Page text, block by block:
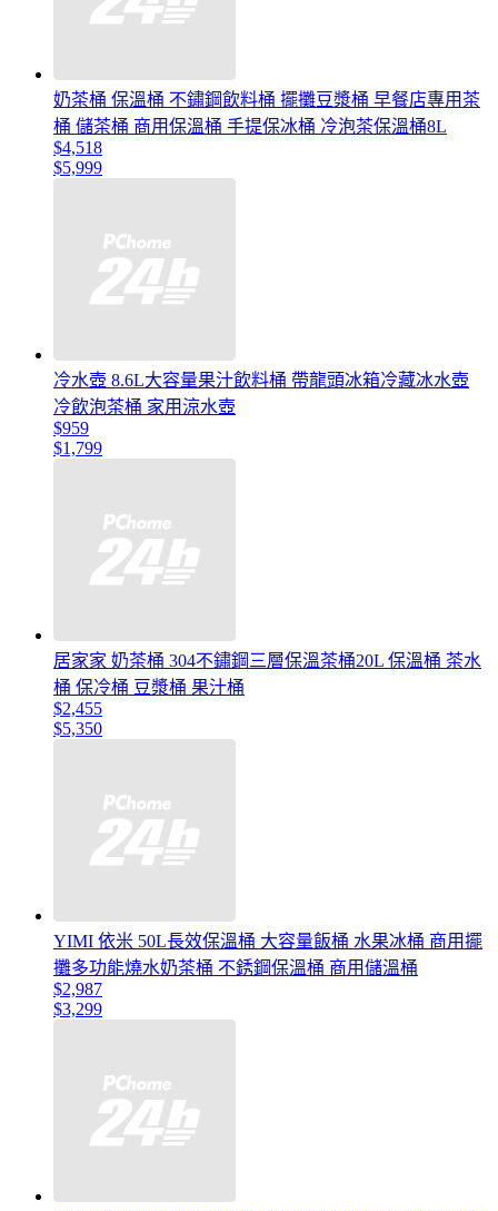
奶茶桶 保溫桶 不鏽鋼飲料桶 擺攤豆漿桶 早餐店專用茶
桶 儲茶桶 商用保溫桶 手提保冰桶 冷泡茶保溫桶8L
$4,518
$5,999
冷水壺 8.6L大容量果汁飲料桶 帶龍頭冰箱冷藏冰水壺
冷飲泡茶桶 家用涼水壺
$959
$1,799
居家家 奶茶桶 304不鏽鋼三層保溫茶桶20L 保溫桶 茶水
桶 保冷桶 豆漿桶 果汁桶
$2,455
$5,350
YIMI 依米 50L長效保溫桶 大容量飯桶 水果冰桶 商用擺
攤多功能燒水奶茶桶 不銹鋼保溫桶 商用儲溫桶
$2,987
$3,299